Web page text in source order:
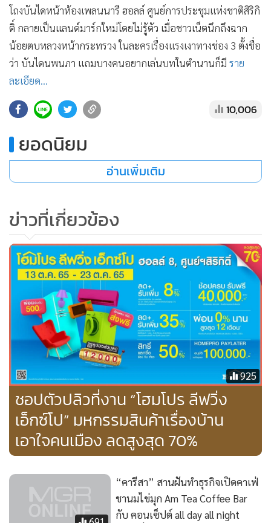
• ต่างประเทศ
• Special Scoop
• เศรษฐกิจ-ธุรกิจ
• จีน
• ชุมชน-คุณภาพชีวิต
• อาชญากรรม
• Motoring
• เกม
• วิทยาศาสตร์
•
• อินโดจีน
• กองทุนรวม
• Celeb Online
Factcheck
News1
Gotomanager
โถงบันไดหน้าห้องเพลนนารี ฮอลล์ ศูนย์การประชุมแห่งชาติสิริกิ
ติ์ กลายเป็นแลนด์มาร์กใหม่โดยไม่รู้ตัว เมื่อชาวเน็ตนึกถึงฉาก
น้อยตบหลวงหน้ากระทรวง ในละครเรื่องแรงเงาทางช่อง 3 ตั้งชื่อ
ว่า บันไดนพนภา แถมบางคนอยากเล่นบทในตำนานก็มี ราย
ละเอียด...
10,006
ยอดนิยม
อ่านเพิ่มเติม
ข่าวที่เกี่ยวข้อง
925
ชอปตัวปลิวที่งาน “โฮมโปร ลีฟวิ่ง
เอ็กซ์โป” มหกรรมสินค้าเรื่องบ้าน
เอาใจคนเมือง ลดสูงสุด 70%
“คารีสา” สานฝันทำธุรกิจเปิดคาเฟ่
ชานมไข่มุก Am Tea Coffee Bar
กับ คอนเซ็ปต์ all day all night